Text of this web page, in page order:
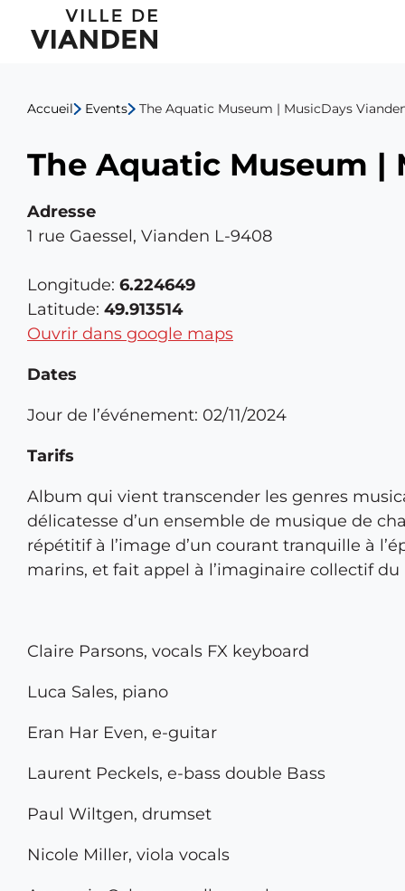
The
Aquatic
Museum
MusicDays
Vianden
Menu
navigation
principal
Accueil Events The Aquatic Museum | MusicDays
The Aquatic Museum |
Adresse
1 rue Gaessel, Vianden L-9408
Longitude: 6.224649
Latitude: 49.913514
Ouvrir dans google maps
Dates
Jour de l’événement: 02/11/2024
Tarifs
Album qui vient transcender les genres
délicatesse d’un ensemble de musique de
répétitif à l’image d’un courant tranquille à
marins, et fait appel à l’imaginaire collectif
Claire Parsons, vocals FX keyboard
Luca Sales, piano
Eran Har Even, e-guitar
Laurent Peckels, e-bass double Bass
Paul Wiltgen, drumset
Nicole Miller, viola vocals